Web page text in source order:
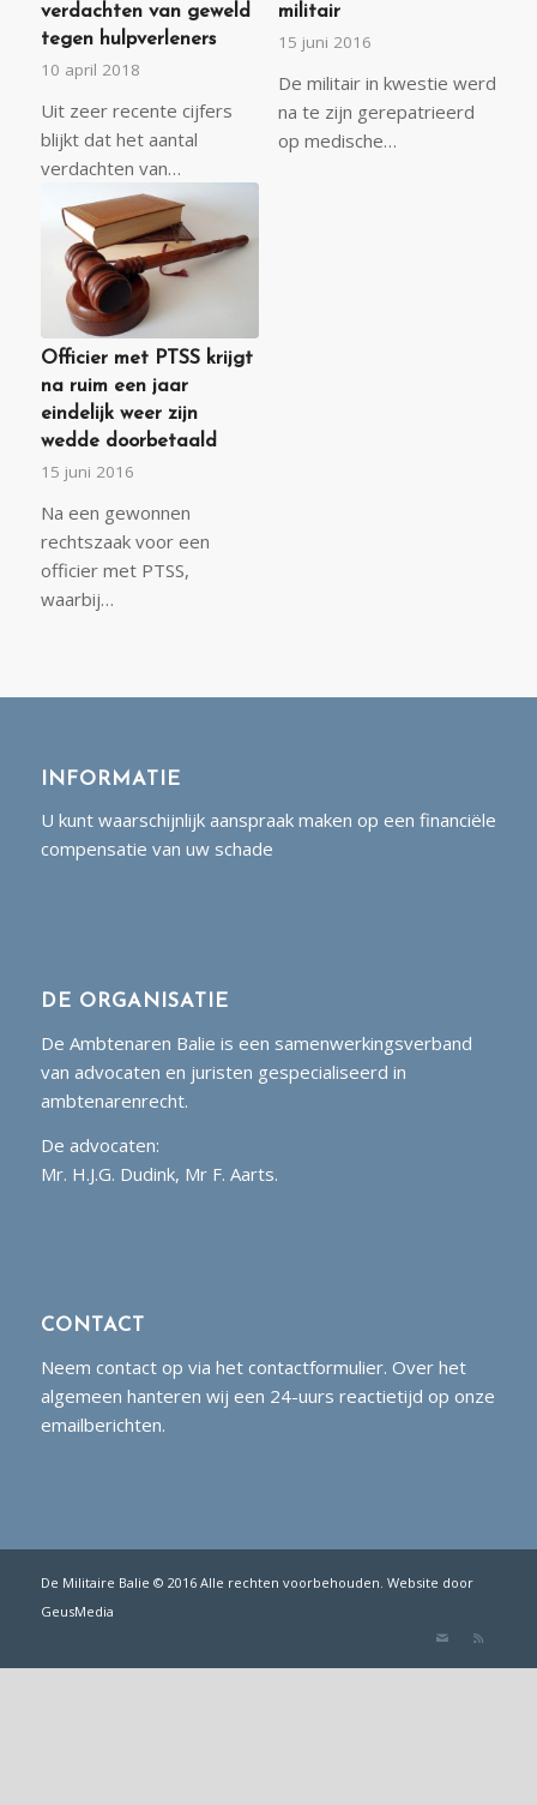
verdachten van geweld
tegen hulpverleners
10 april 2018
Uit zeer recente cijfers
blijkt dat het aantal
verdachten van…
militair
15 juni 2016
De militair in kwestie werd
na te zijn gerepatrieerd
op medische…
Officier met PTSS krijgt
na ruim een jaar
eindelijk weer zijn
wedde doorbetaald
15 juni 2016
Na een gewonnen
rechtszaak voor een
officier met PTSS,
waarbij…
INFORMATIE
U kunt waarschijnlijk aanspraak maken op een financiële
compensatie van uw schade
DE ORGANISATIE
De Ambtenaren Balie is een samenwerkingsverband
van advocaten en juristen gespecialiseerd in
ambtenarenrecht.
De advocaten:
Mr. H.J.G. Dudink, Mr F. Aarts.
CONTACT
Neem contact op via het contactformulier. Over het
algemeen hanteren wij een 24-uurs reactietijd op onze
emailberichten.
De Militaire Balie © 2016 Alle rechten voorbehouden. Website door
GeusMedia